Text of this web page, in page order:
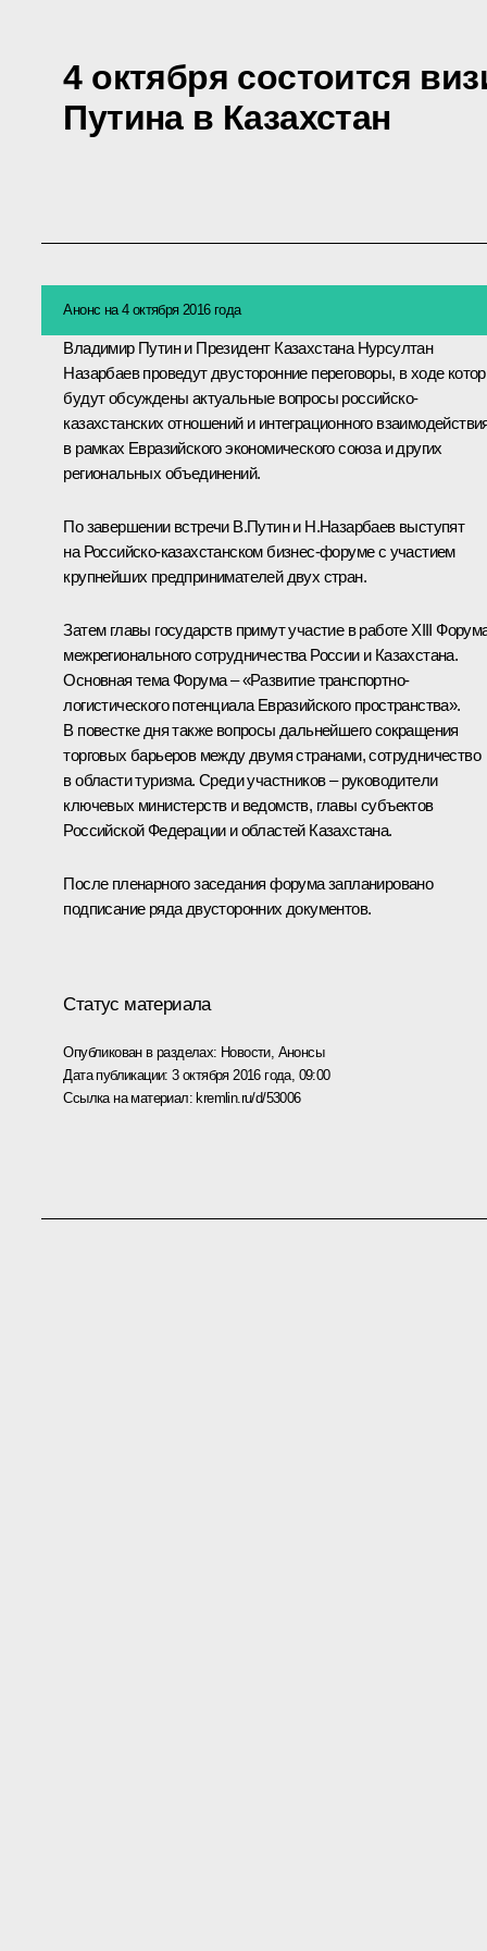
4 октября состоится
Путина в Казахстан
Анонс на 4 октября 2016 года
Владимир Путин и Президент Казахстана Нурсултан
Назарбаевпроведут двусторонние переговоры, в ходе
будут обсуждены актуальные вопросы российско-
казахстанских отношений и интеграционного
в рамках Евразийского экономического союзаи других
региональных объединений.
По завершении встречи В.Путин и Н.Назарбаев выступят
на Российско-казахстанском бизнес-форуме с участием
крупнейших предпринимателей двух стран.
Затем главы государств примут участие в работе XIII
межрегионального сотрудничества России и Казахстана.
Основная тема Форума – «Развитие транспортно-
логистического потенциала Евразийского пространства».
В повестке дня также вопросы дальнейшего сокращения
торговых барьеров между двумя странами, сотрудничество
в области туризма. Среди участников – руководители
ключевых министерств и ведомств, главы субъектов
Российской Федерации и областей Казахстана.
После пленарного заседания форума запланировано
подписание ряда двусторонних документов.
Статус материала
Опубликован в разделах: Новости, Анонсы
Дата публикации:3 октября 2016 года, 09:00
Ссылка на материал:kremlin.ru/d/53006